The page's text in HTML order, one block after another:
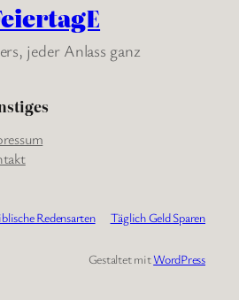
jeder Anlass ganz
Redensarten Täglich Geld Sparen
Gestaltet mitWordPress